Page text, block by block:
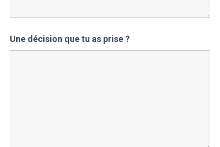
Une décision que tu as prise ?